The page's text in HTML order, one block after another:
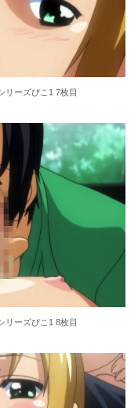
リーズぴこ1 7枚目
リーズぴこ1 8枚目